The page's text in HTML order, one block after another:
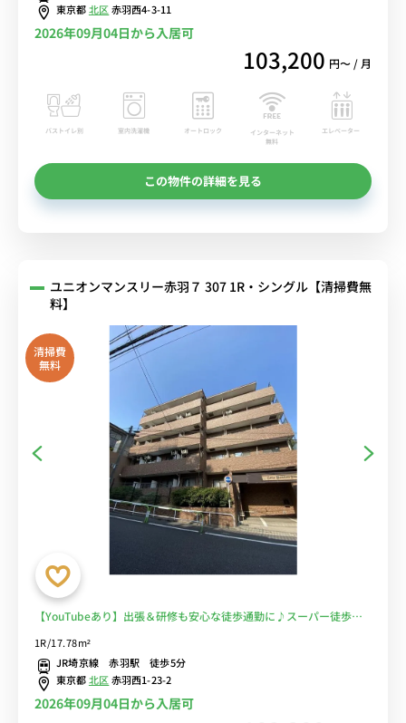
東京都北区赤羽西4-3-11
2026年09月04日から入居可
103,200 円〜 / 月
バストイレ別 室内洗濯機 オートロック
インターネット
無料
エレベーター
この物件の詳細を見る
ユニオンマンスリー赤羽７ 307 1R・シングル【清掃費無
料】
清掃費
無料
【YouTubeあり】出張＆研修も安心な徒歩通勤に♪スーパー徒歩２
Wi-Fi格安レンタル中！
1R/17.78m²
JR埼京線 赤羽駅 徒歩5分
東京都北区赤羽西1-23-2
2026年09月04日から入居可